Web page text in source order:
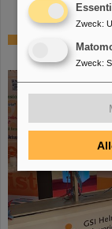
Element
präsentieren
Zweck:
Zweck: